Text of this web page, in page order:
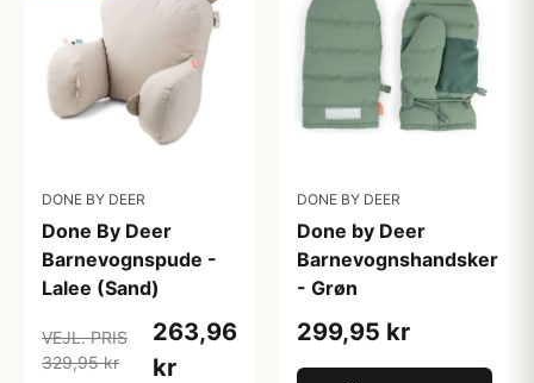
DONE BY DEER
Done By Deer
Barnevognspude -
Lalee (Sand)
VEJL. PRIS
329,95 kr
263,96
kr
DONE BY DEER
Done by Deer
Barnevognshandsker
- Grøn
299,95 kr